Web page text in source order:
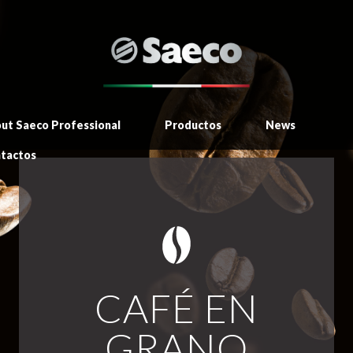
Saeco Professional Productos News
CAFÉ EN